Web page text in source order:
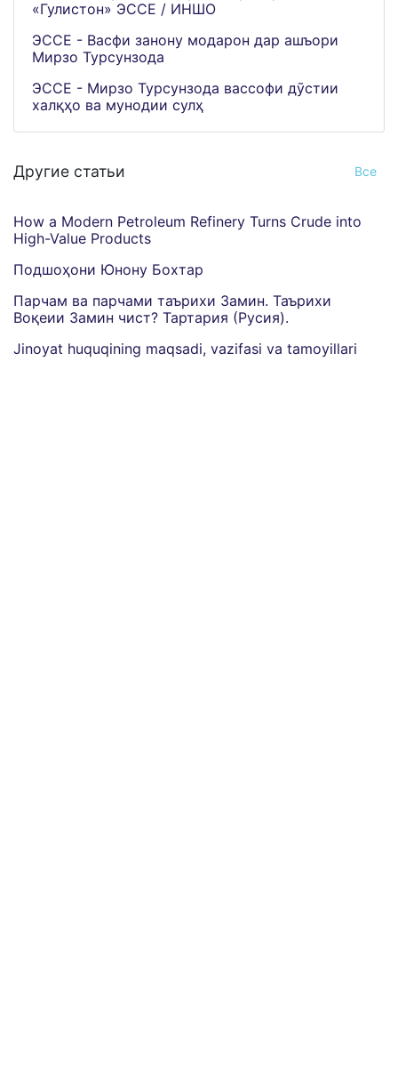
«Гулистон» ЭССЕ / ИНШО
ЭССЕ - Васфи занону модарон дар ашъори
Мирзо Турсунзода
ЭССЕ - Мирзо Турсунзода вассофи дӯстии
халқҳо ва мунодии сулҳ
Другие статьи Все
How a Modern Petroleum Refinery Turns Crude into
High-Value Products
Подшоҳони Юнону Бохтар
Парчам ва парчами таърихи Замин. Таърихи
Воқеии Замин чист? Тартария (Русия).
Jinoyat huquqining maqsadi, vazifasi va tamoyillari